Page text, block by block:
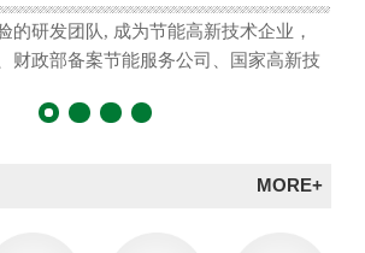
的研发团队, 成为节能高新技术企业，
财政部备案节能服务公司、国家高新技
MORE+